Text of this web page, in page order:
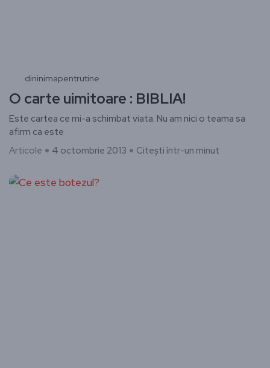
dininimapentrutine
O carte uimitoare : BIBLIA!
Este cartea ce mi-a schimbat viata. Nu am nici o teama sa
afirm ca este
Articole
4 octombrie 2013 Citești într-un minut